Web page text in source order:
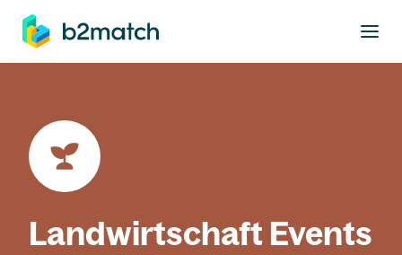
springen
Landwirtschaft Events